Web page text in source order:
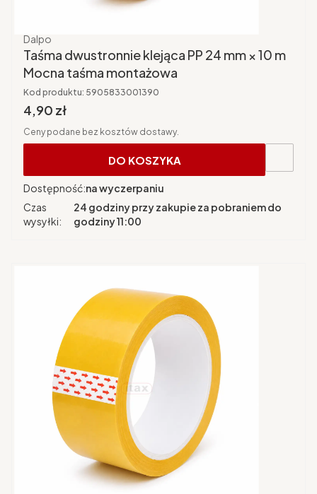
Producent
Dalpo
Taśma dwustronnie klejąca PP 24 mm × 10 m
Mocna taśma montażowa
Kod produktu: 5905833001390
Cena brutto
4,90 zł
Ceny podane bez kosztów dostawy.
DO KOSZYKA
Dostępność:na wyczerpaniu
Czas
wysyłki:
24 godziny przy zakupie za pobraniem do
godziny 11:00